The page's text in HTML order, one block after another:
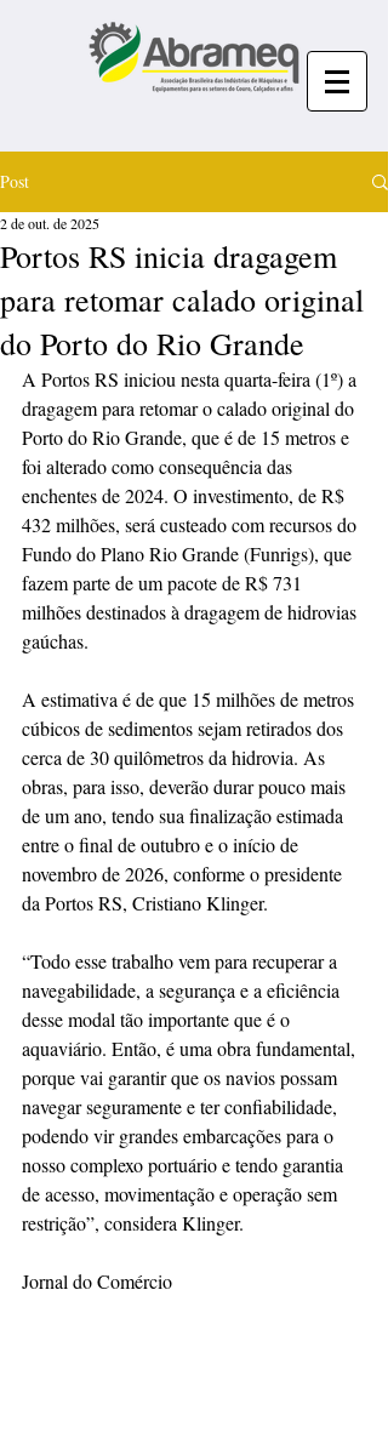
Post
Portos RS inicia dragagem
para retomar calado original
do Porto do Rio Grande
2 de out. de 2025
A Portos RS iniciou nesta quarta-feira (1º) a
dragagem para retomar o calado original do
Porto do Rio Grande, que é de 15 metros e
foi alterado como consequência das
enchentes de 2024. O investimento, de R$
432 milhões, será custeado com recursos do
Fundo do Plano Rio Grande (Funrigs), que
fazem parte de um pacote de R$ 731
milhões destinados à dragagem de hidrovias
gaúchas.
A estimativa é de que 15 milhões de metros
cúbicos de sedimentos sejam retirados dos
cerca de 30 quilômetros da hidrovia. As
obras, para isso, deverão durar pouco mais
de um ano, tendo sua finalização estimada
entre o final de outubro e o início de
novembro de 2026, conforme o presidente
da Portos RS, Cristiano Klinger.
“Todo esse trabalho vem para recuperar a
navegabilidade, a segurança e a eficiência
desse modal tão importante que é o
aquaviário. Então, é uma obra fundamental,
porque vai garantir que os navios possam
navegar seguramente e ter confiabilidade,
podendo vir grandes embarcações para o
nosso complexo portuário e tendo garantia
de acesso, movimentação e operação sem
restrição”, considera Klinger.
Jornal do Comércio